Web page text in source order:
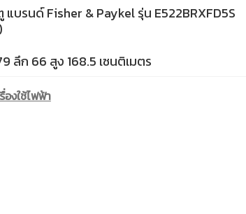
แบรนด์ Fisher & Paykel รุ่น E522BRXFD5S
ลึก 66 สูง 168.5 เซนติเมตร
องใช้ไฟฟ้า